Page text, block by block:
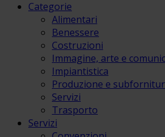
Categorie
Alimentari
Benessere
Costruzioni
Immagine, arte e
Impiantistica
Produzione e
Servizi
Trasporto
Servizi